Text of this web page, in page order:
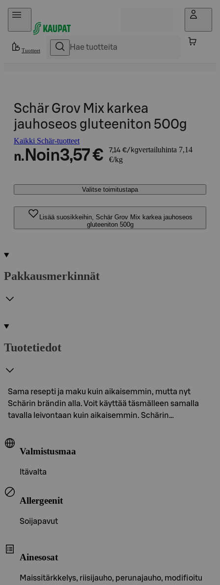
Hyppää sisältöön
Tuotteet
Schär Grov Mix karkea
jauhoseos gluteeniton 500g
Kaikki Schär-tuotteet
n. Noin3,57 € 7,14 €/kgvertailuhinta 7,14
€/kg
Valitse toimitustapa
Lisää suosikkeihin, Schär Grov Mix karkea jauhoseos
gluteeniton 500g
Pakkausmerkinnät
Tuotetiedot
Sama resepti ja maku kuin aikaisemmin, mutta nyt
Schärin brändin alla. Voit käyttää täsmälleen samalla
tavalla leivontaan kuin aikaisemmin. Schärin…
Valmistusmaa
Itävalta
Allergeenit
Soijapavut
Ainesosat
Maissitärkkelys, riisijauho, perunajauho, modifioitu